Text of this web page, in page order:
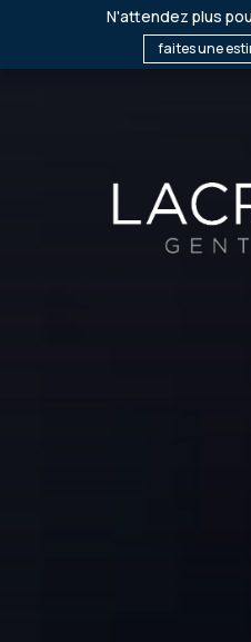
N'attendez plus
faites une